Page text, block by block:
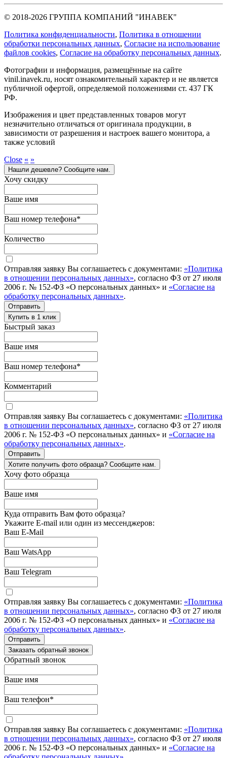
© 2018-2026 ГРУППА КОМПАНИЙ "ИНАВЕК"
Политика конфиденциальности, Политика в отношении
обработки персональных данных, Cогласие на использование
файлов cookies, Согласие на обработку персональных данных.
Фотографии и информация, размещённые на сайте
vinil.inavek.ru, носят ознакомительный характер и не является
публичной офертой, определяемой положениями ст. 437 ГК
РФ.
Изображения и цвет представленных товаров могут
незначительно отличаться от оригинала продукции, в
зависимости от разрешения и настроек вашего монитора, а
также условий
Close « »
Нашли дешевле? Сообщите нам.
Хочу скидку
Ваше имя
Ваш номер телефона*
Количество
Отправляя заявку Вы соглашаетесь с документами: «Политика
в отношении персональных данных», согласно ФЗ от 27 июля
2006 г. № 152-ФЗ «О персональных данных» и «Согласие на
обработку персональных данных».
Отправить
Купить в 1 клик
Быстрый заказ
Ваше имя
Ваш номер телефона*
Комментарий
Отправляя заявку Вы соглашаетесь с документами: «Политика
в отношении персональных данных», согласно ФЗ от 27 июля
2006 г. № 152-ФЗ «О персональных данных» и «Согласие на
обработку персональных данных».
Отправить
Хотите получить фото образца? Сообщите нам.
Хочу фото образца
Ваше имя
Куда отправить Вам фото образца?
Укажите E-mail или один из мессенджеров:
Ваш E-Mail
Ваш WatsApp
Ваш Telegram
Отправляя заявку Вы соглашаетесь с документами: «Политика
в отношении персональных данных», согласно ФЗ от 27 июля
2006 г. № 152-ФЗ «О персональных данных» и «Согласие на
обработку персональных данных».
Отправить
Заказать обратный звонок
Обратный звонок
Ваше имя
Ваш телефон*
Отправляя заявку Вы соглашаетесь с документами: «Политика
в отношении персональных данных», согласно ФЗ от 27 июля
2006 г. № 152-ФЗ «О персональных данных» и «Согласие на